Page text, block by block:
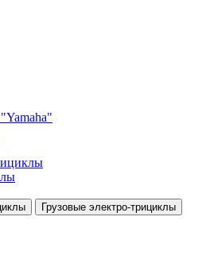
Грузовые электро‑трициклы